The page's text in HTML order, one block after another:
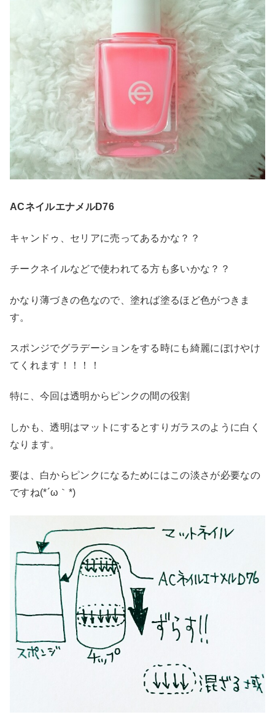
ACネイルエナメルD76
キャンドゥ、セリアに売ってあるかな？？
チークネイルなどで使われてる方も多いかな？？
かなり薄づきの色なので、塗れば塗るほど色がつきま
す。
スポンジでグラデーションをする時にも綺麗にぼけやけ
てくれます！！！！
特に、今回は透明からピンクの間の役割
しかも、透明はマットにするとすりガラスのように白く
なります。
要は、白からピンクになるためにはこの淡さが必要なの
ですね(*´ω｀*)